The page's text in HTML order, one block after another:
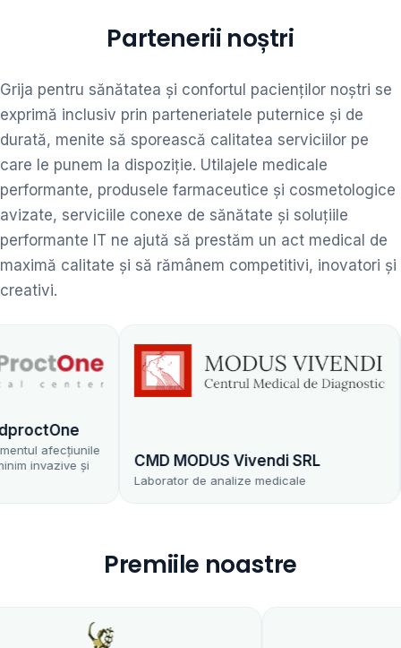
Partenerii noștri
Grija pentru sănătatea și confortul pacienților noștri se
exprimă inclusiv prin parteneriatele puternice și de
durată, menite să sporească calitatea serviciilor pe
care le punem la dispoziție. Utilajele medicale
performante, produsele farmaceutice și cosmetologice
avizate, serviciile conexe de sănătate și soluțiile
performante IT ne ajută să prestăm un act medical de
maximă calitate și să rămânem competitivi, inovatori și
creativi.
afecțiunile
și
CMD MODUS Vivendi SRL
Laborator de analize medicale
Premiile noastre